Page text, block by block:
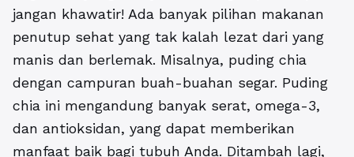
jangan khawatir! Ada banyak pilihan makanan
penutup sehat yang tak kalah lezat dari yang
manis dan berlemak. Misalnya, puding chia
dengan campuran buah-buahan segar. Puding
chia ini mengandung banyak serat, omega-3,
dan antioksidan, yang dapat memberikan
manfaat baik bagi tubuh Anda. Ditambah lagi,